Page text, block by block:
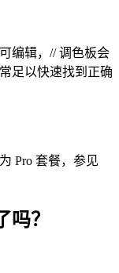
编辑，// 调色板会
足以快速找到正确
Pro 套餐，参见
？